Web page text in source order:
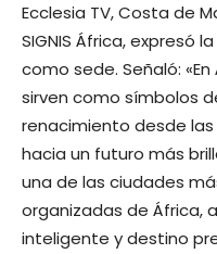
Ecclesia TV, Costa de
SIGNIS África, expresó
como sede. Señaló:
sirven como símbolos
renacimiento desde
hacia un futuro más
una de las ciudades
organizadas de África,
inteligente y destino